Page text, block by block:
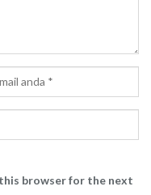
this browser for the next